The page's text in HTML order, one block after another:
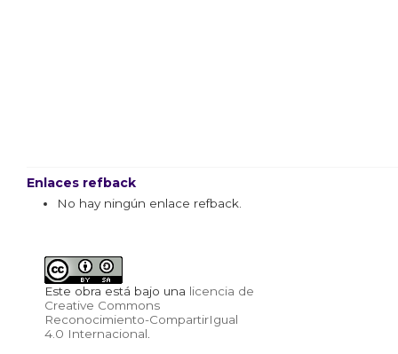
Enlaces refback
No hay ningún enlace refback.
Este obra está bajo una licencia de
Creative Commons
Reconocimiento-CompartirIgual
4.0 Internacional